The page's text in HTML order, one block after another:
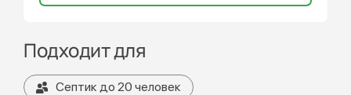
Подходит для
Септик до 20 человек